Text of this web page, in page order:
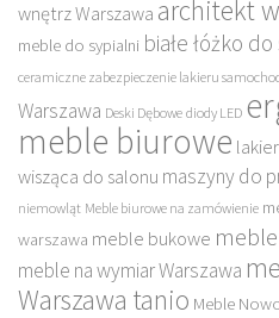
wnętrz Warszawa architekt
meble do sypialni białe łóżko
ceramiczne zabezpieczenie lakieru
Warszawa Deski Dębowe diody LED
meble biurowe
wisząca do salonu maszyny do
niemowląt Meble biurowe na zamówienie
warszawa meble bukowe
meble na wymiar Warszawa
Warszawa tanio Meble